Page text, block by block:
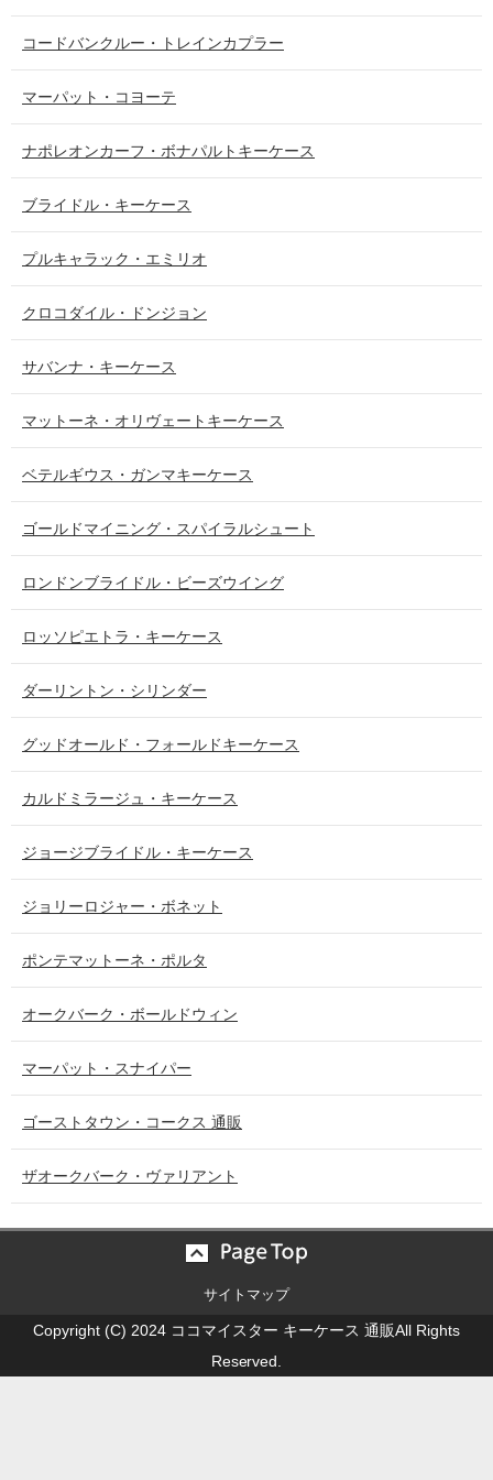
コードバンクルー・トレインカプラー
マーパット・コヨーテ
ナポレオンカーフ・ボナパルトキーケース
ブライドル・キーケース
プルキャラック・エミリオ
クロコダイル・ドンジョン
サバンナ・キーケース
マットーネ・オリヴェートキーケース
ベテルギウス・ガンマキーケース
ゴールドマイニング・スパイラルシュート
ロンドンブライドル・ビーズウイング
ロッソピエトラ・キーケース
ダーリントン・シリンダー
グッドオールド・フォールドキーケース
カルドミラージュ・キーケース
ジョージブライドル・キーケース
ジョリーロジャー・ボネット
ポンテマットーネ・ポルタ
オークバーク・ボールドウィン
マーパット・スナイパー
ゴーストタウン・コークス 通販
ザオークバーク・ヴァリアント
サイトマップ
Copyright (C) 2024 ココマイスター キーケース 通販All Rights
Reserved.